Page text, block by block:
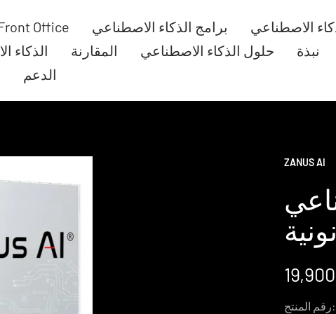
Office برامج الذكاء الاصطناعي
الاصطناعي
الذكاء
المقارنة حلول الذكاء الاصطناعي نبذة
الدعم
ZANUS AI
سعر
البيع
رقم المنتج: